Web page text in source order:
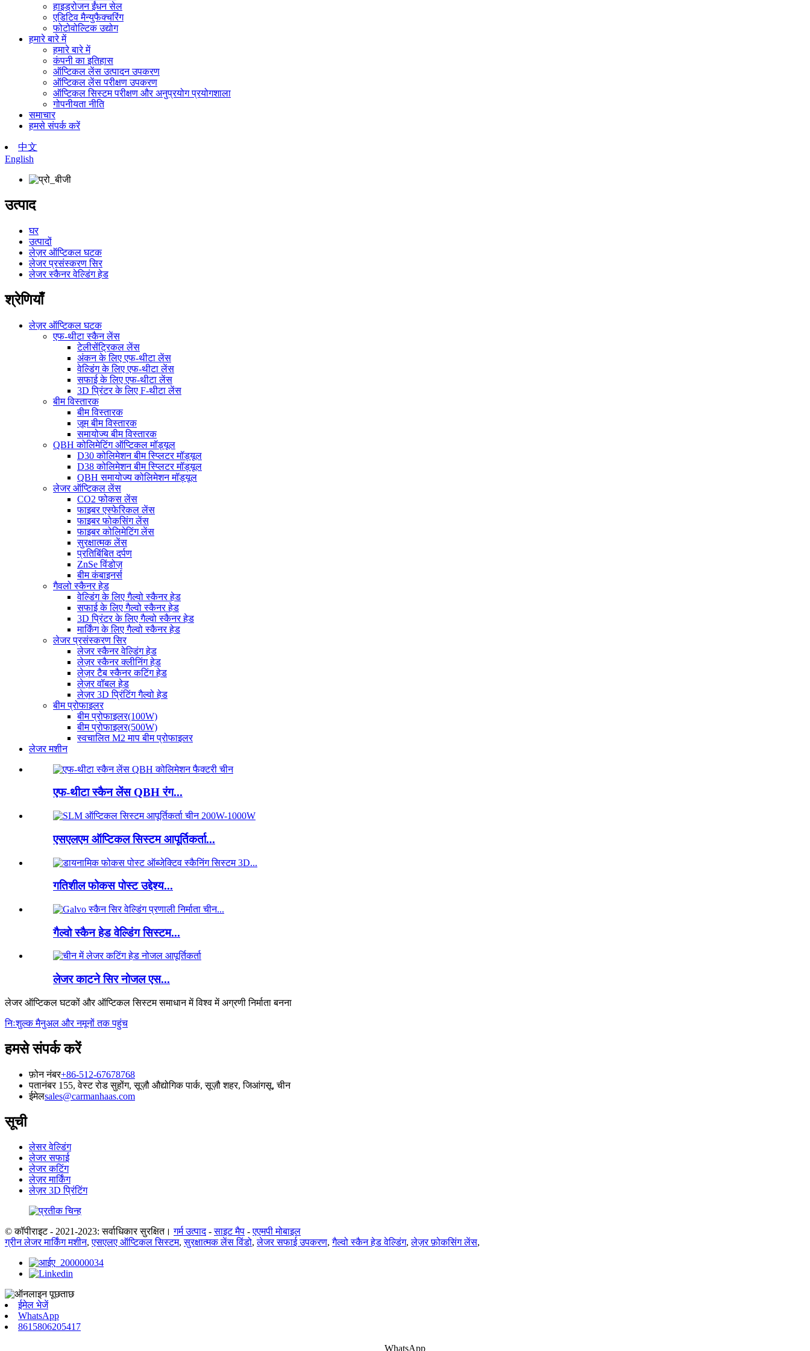
हाइड्रोजन ईंधन सेल
एडिटिव मैन्युफैक्चरिंग
फोटोवोल्टिक उद्योग
हमारे बारे में
हमारे बारे में
कंपनी का इतिहास
ऑप्टिकल लेंस उत्पादन उपकरण
ऑप्टिकल लेंस परीक्षण उपकरण
ऑप्टिकल सिस्टम परीक्षण और अनुप्रयोग प्रयोगशाला
गोपनीयता नीति
समाचार
हमसे संपर्क करें
中文
English
उत्पाद
घर
उत्पादों
लेज़र ऑप्टिकल घटक
लेजर प्रसंस्करण सिर
लेजर स्कैनर वेल्डिंग हेड
श्रेणियाँ
लेज़र ऑप्टिकल घटक
एफ-थीटा स्कैन लेंस
टेलीसेंट्रिकल लेंस
अंकन के लिए एफ-थीटा लेंस
वेल्डिंग के लिए एफ-थीटा लेंस
सफाई के लिए एफ-थीटा लेंस
3D प्रिंटर के लिए F-थीटा लेंस
बीम विस्तारक
बीम विस्तारक
ज़ूम बीम विस्तारक
समायोज्य बीम विस्तारक
QBH कोलिमेटिंग ऑप्टिकल मॉड्यूल
D30 कोलिमेशन बीम स्प्लिटर मॉड्यूल
D38 कोलिमेशन बीम स्प्लिटर मॉड्यूल
QBH समायोज्य कोलिमेशन मॉड्यूल
लेजर ऑप्टिकल लेंस
CO2 फोकस लेंस
फाइबर एस्फेरिकल लेंस
फाइबर फोकसिंग लेंस
फाइबर कोलिमेटिंग लेंस
सुरक्षात्मक लेंस
प्रतिबिंबित दर्पण
ZnSe विंडोज़
बीम कंबाइनर्स
गैवलो स्कैनर हेड
वेल्डिंग के लिए गैल्वो स्कैनर हेड
सफाई के लिए गैल्वो स्कैनर हेड
3D प्रिंटर के लिए गैल्वो स्कैनर हेड
मार्किंग के लिए गैल्वो स्कैनर हेड
लेजर प्रसंस्करण सिर
लेजर स्कैनर वेल्डिंग हेड
लेज़र स्कैनर क्लीनिंग हेड
लेज़र टैब स्कैनर कटिंग हेड
लेज़र वॉबल हेड
लेज़र 3D प्रिंटिंग गैल्वो हेड
बीम प्रोफाइलर
बीम प्रोफाइलर(100W)
बीम प्रोफाइलर(500W)
स्वचालित M2 माप बीम प्रोफाइलर
लेजर मशीन
एफ-थीटा स्कैन लेंस QBH रंग...
एसएलएम ऑप्टिकल सिस्टम आपूर्तिकर्ता...
गतिशील फोकस पोस्ट उद्देश्य...
गैल्वो स्कैन हेड वेल्डिंग सिस्टम...
लेजर काटने सिर नोजल एस...
लेजर ऑप्टिकल घटकों और ऑप्टिकल सिस्टम समाधान में विश्व में अग्रणी निर्माता बनना
निःशुल्क मैनुअल और नमूनों तक पहुंच
हमसे संपर्क करें
फ़ोन नंबर+86-512-67678768
पतानंबर 155, वेस्ट रोड सुहोंग, सूज़ौ औद्योगिक पार्क, सूज़ौ शहर, जिआंगसू, चीन
ईमेलsales@carmanhaas.com
सूची
लेसर वेल्डिंग
लेजर सफाई
लेजर कटिंग
लेज़र मार्किंग
लेज़र 3D प्रिंटिंग
© कॉपीराइट - 2021-2023: सर्वाधिकार सुरक्षित। गर्म उत्पाद-साइट मैप -एएमपी मोबाइल
ग्रीन लेजर मार्किंग मशीन,एसएलए ऑप्टिकल सिस्टम,सुरक्षात्मक लेंस विंडो,लेजर सफाई उपकरण,गैल्वो स्कैन हेड वेल्डिंग,लेज़र फ़ोकसिंग लेंस,
ईमेल भेजें
WhatsApp
8615806205417
WhatsApp